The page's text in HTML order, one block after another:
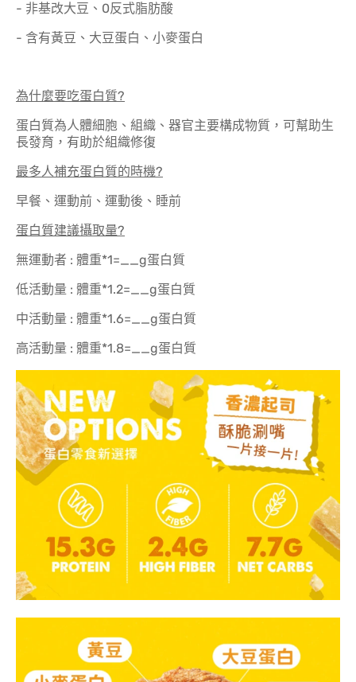
- 非基改大豆、0反式脂肪酸
- 含有黃豆、大豆蛋白、小麥蛋白
為什麼要吃蛋白質?
蛋白質為人體細胞、組織、器官主要構成物質，可幫助生
長發育，有助於組織修復
最多人補充蛋白質的時機?
早餐、運動前、運動後、睡前
蛋白質建議攝取量?
無運動者 : 體重*1=__g蛋白質
低活動量 : 體重*1.2=__g蛋白質
中活動量 : 體重*1.6=__g蛋白質
高活動量 : 體重*1.8=__g蛋白質